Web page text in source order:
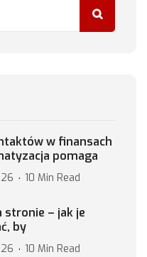
w finansach
pomaga
10 Min Read
stronie – jak je
by
10 Min Read